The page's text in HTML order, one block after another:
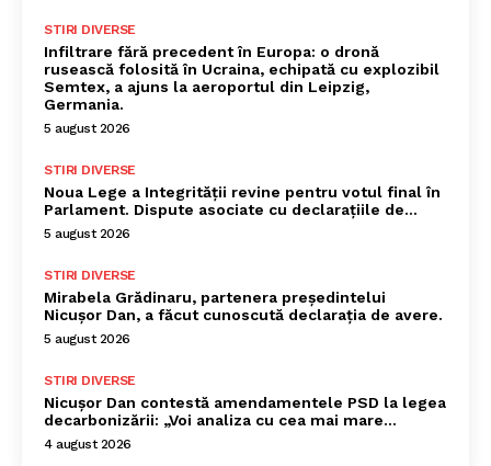
STIRI DIVERSE
Infiltrare fără precedent în Europa: o dronă
rusească folosită în Ucraina, echipată cu explozibil
Semtex, a ajuns la aeroportul din Leipzig,
Germania.
5 august 2026
STIRI DIVERSE
Noua Lege a Integrității revine pentru votul final în
Parlament. Dispute asociate cu declarațiile de…
5 august 2026
STIRI DIVERSE
Mirabela Grădinaru, partenera președintelui
Nicușor Dan, a făcut cunoscută declarația de avere.
5 august 2026
STIRI DIVERSE
Nicușor Dan contestă amendamentele PSD la legea
decarbonizării: „Voi analiza cu cea mai mare…
4 august 2026